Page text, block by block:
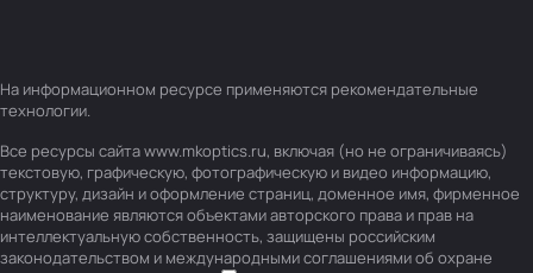
На информационном ресурсе применяются рекомендательные
технологии.
Все ресурсы сайта www.mkoptics.ru, включая (но не ограничиваясь)
текстовую, графическую, фотографическую и видео информацию,
структуру, дизайн и оформление страниц, доменное имя, фирменное
наименование являются объектами авторского права и прав на
интеллектуальную собственность, защищены российским
законодательством и международными соглашениями об охране